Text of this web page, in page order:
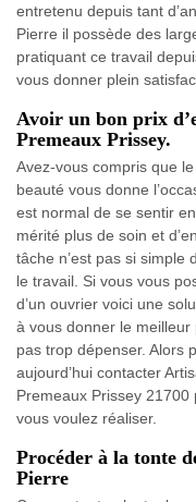
entretenu depuis tant
Pierre il possède des
pratiquant ce travail
vous donner plein
Avoir un bon prix
Premeaux Prissey.
Avez-vous compris que
beauté vous donne
est normal de se sentir
mérité plus de soin et
tâche n’est pas si simple
le travail. Si vous vous
d’un ouvrier voici une
à vous donner le meilleur
pas trop dépenser. Alors
aujourd’hui contacter
Premeaux Prissey
vous voulez réaliser.
Procéder à la tonte
Pierre